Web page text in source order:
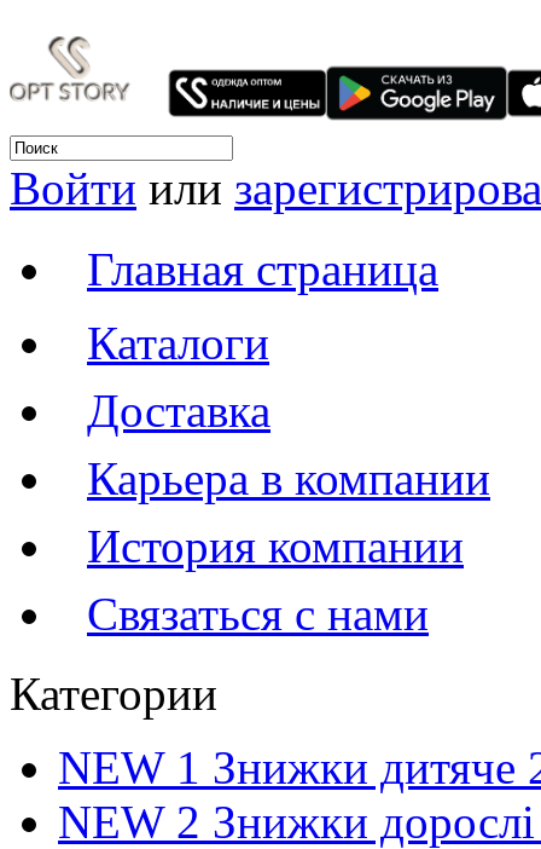
Войти или
Главная страница
Каталоги
Доставка
Карьера в компании
История компании
Связаться с нами
Категории
NEW 1 Знижки дитяче
NEW 2 Знижки